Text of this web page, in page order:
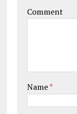
Comment
Name*